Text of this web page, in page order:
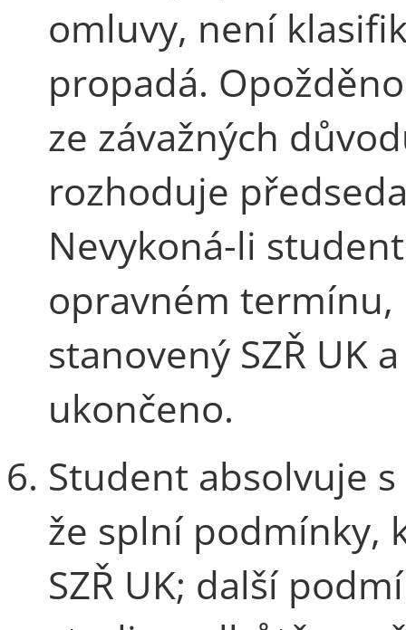
omluvy, není
propadá.
ze závažných
rozhoduje
Nevykoná-li
opravném termínu,
stanovený SZŘ UK
ukončeno.
Student absolvuje
že splní podmínky,
SZŘ UK; další